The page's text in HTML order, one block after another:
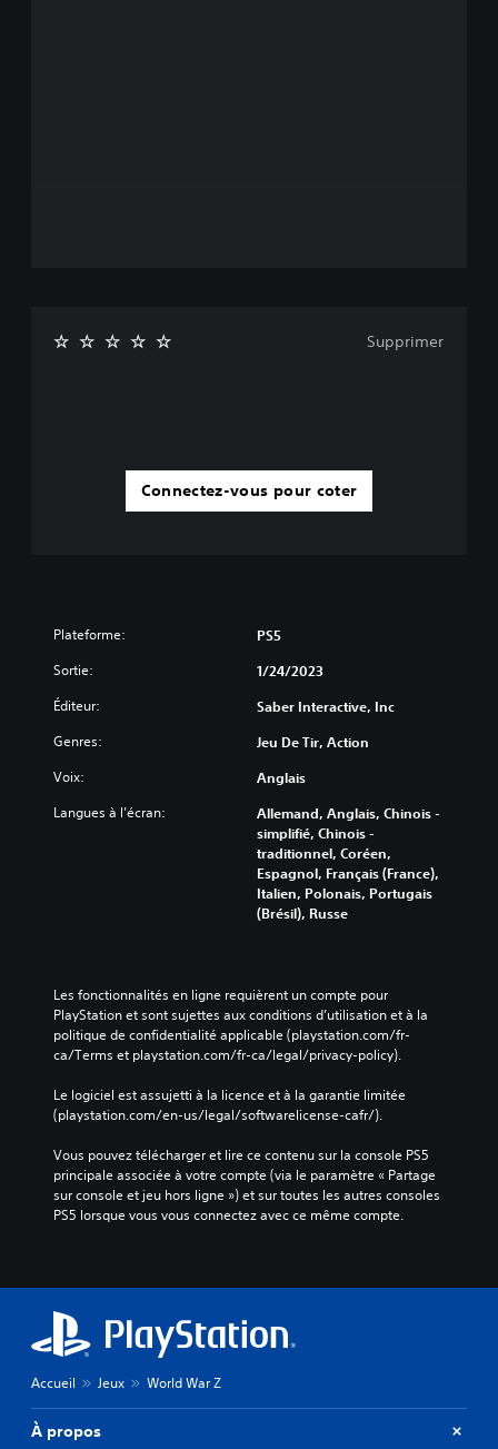
Connectez-vous pour coter
Supprimer
Plateforme: PS5
Sortie: 1/24/2023
Éditeur: Saber Interactive, Inc
Genres: Jeu De Tir, Action
Voix: Anglais
Langues à l’écran:
Allemand, Anglais, Chinois -
simplifié, Chinois -
traditionnel, Coréen,
Espagnol, Français (France),
Italien, Polonais, Portugais
(Brésil), Russe
Les fonctionnalités en ligne requièrent un compte pour
PlayStation et sont sujettes aux conditions d’utilisation et à la
politique de confidentialité applicable (playstation.com/fr-
ca/Terms et playstation.com/fr-ca/legal/privacy-policy).
Le logiciel est assujetti à la licence et à la garantie limitée
(playstation.com/en-us/legal/softwarelicense-cafr/).
Vous pouvez télécharger et lire ce contenu sur la console PS5
principale associée à votre compte (via le paramètre « Partage
sur console et jeu hors ligne ») et sur toutes les autres consoles
PS5 lorsque vous vous connectez avec ce même compte.
Accueil Jeux World War Z
À propos